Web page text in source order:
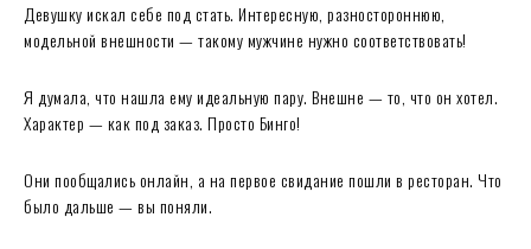
Девушку искал себе под стать. Интересную, разностороннюю,
модельной внешности — такому мужчине нужно соответствовать!
Я думала, что нашла ему идеальную пару. Внешне — то, что он хотел.
Характер — как под заказ. Просто Бинго!
Они пообщались онлайн, а на первое свидание пошли в ресторан. Что
было дальше — вы поняли.